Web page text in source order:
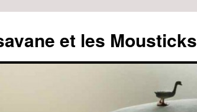
et les Mousticks